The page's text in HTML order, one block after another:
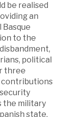
be realised
an
to the
political
three
contributions
the military
state,